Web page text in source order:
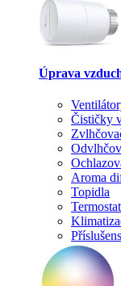
Úprava
Čističky
Aroma
Topidla